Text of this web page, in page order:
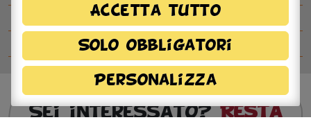
Ospiti del Betty B Festival
Comitato del festival
Sei interessato?Resta
Accetta tutto
Solo obbligatori
Personalizza